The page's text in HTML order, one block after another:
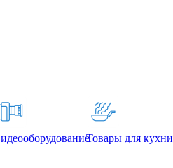
Товары для кухни